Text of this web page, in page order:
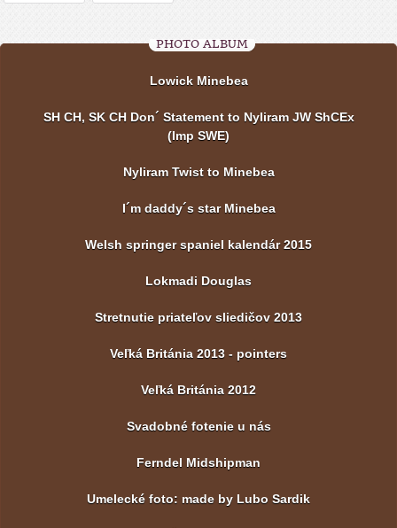
PHOTO ALBUM
Lowick Minebea
SH CH, SK CH Don´ Statement to Nyliram JW ShCEx
(Imp SWE)
Nyliram Twist to Minebea
I´m daddy´s star Minebea
Welsh springer spaniel kalendár 2015
Lokmadi Douglas
Stretnutie priateľov sliedičov 2013
Veľká Británia 2013 - pointers
Veľká Británia 2012
Svadobné fotenie u nás
Ferndel Midshipman
Umelecké foto: made by Lubo Sardik